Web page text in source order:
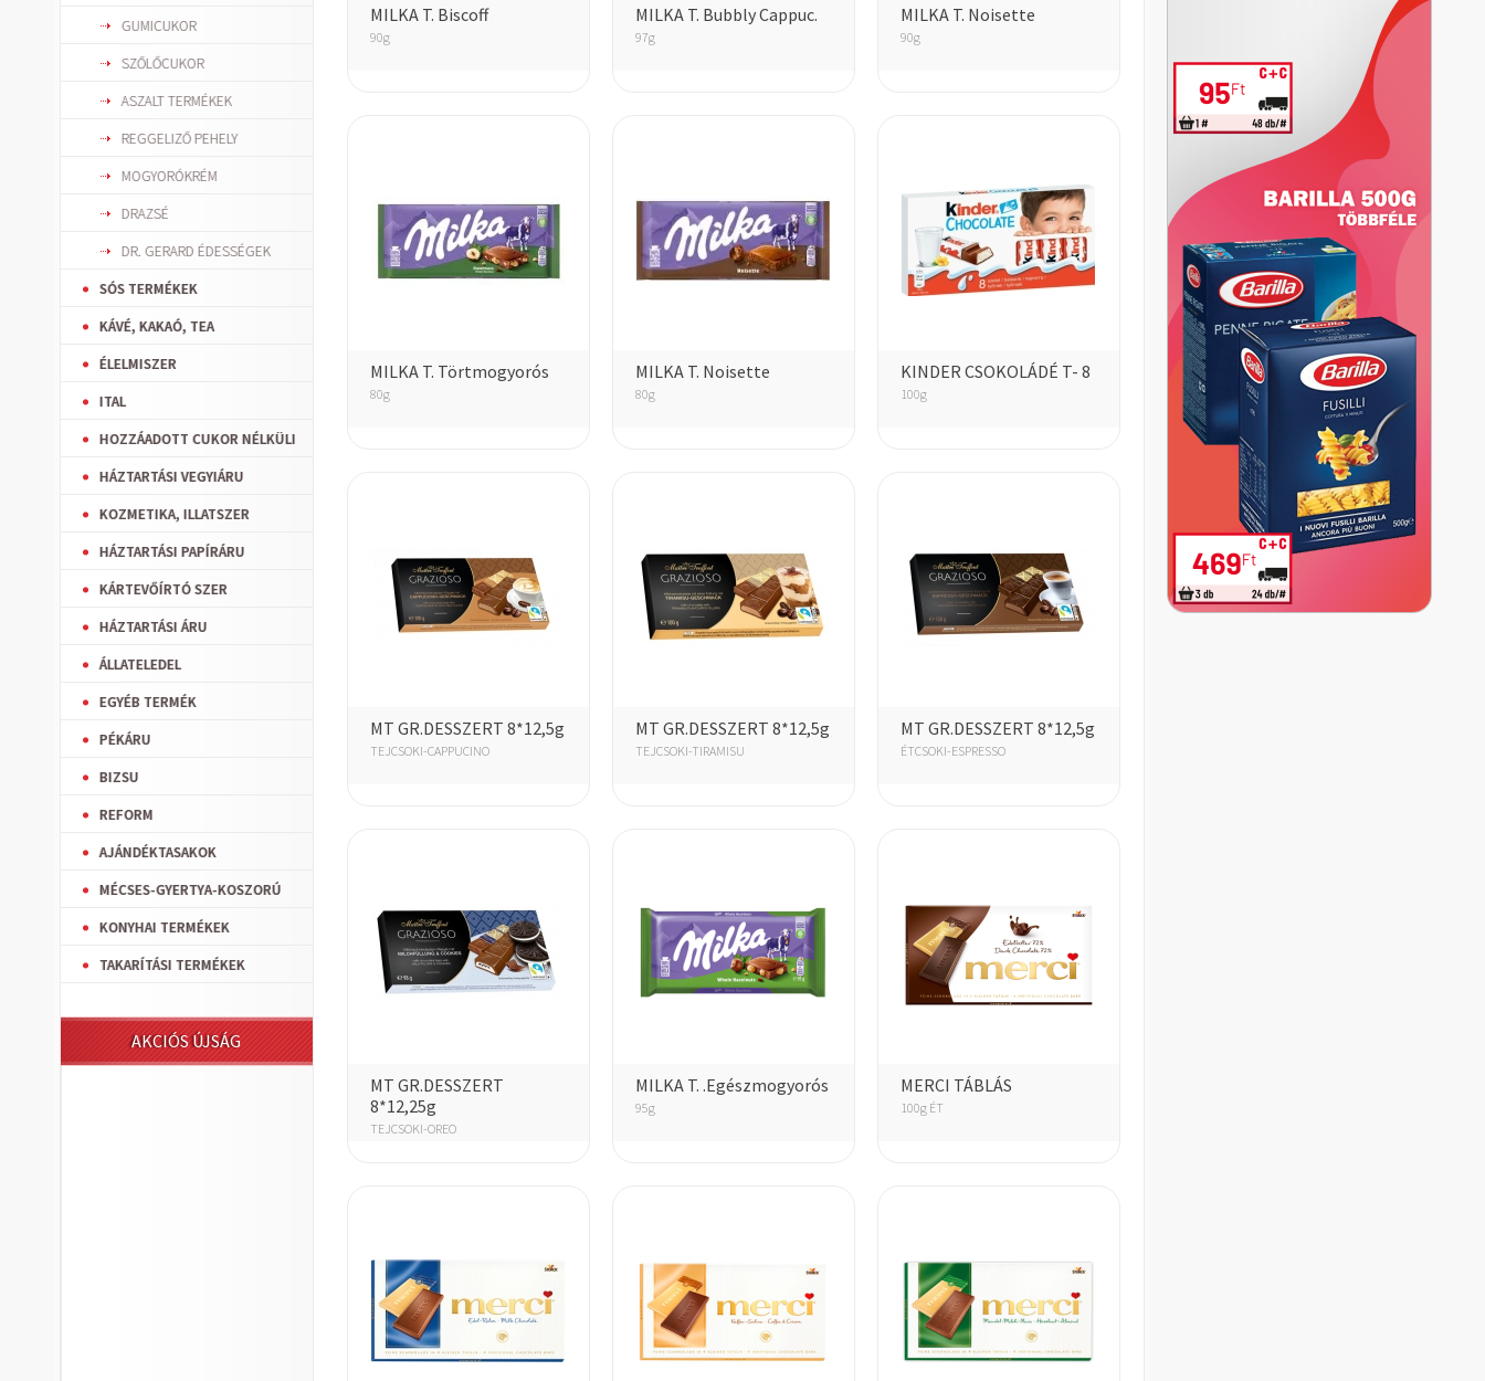
GUMICUKOR
SZŐLŐCUKOR
ASZALT TERMÉKEK
REGGELIZŐ PEHELY
MOGYORÓKRÉM
DRAZSÉ
DR. GERARD ÉDESSÉGEK
SÓS TERMÉKEK
KÁVÉ, KAKAÓ, TEA
ÉLELMISZER
ITAL
HOZZÁADOTT CUKOR NÉLKÜLI
HÁZTARTÁSI VEGYIÁRU
KOZMETIKA, ILLATSZER
HÁZTARTÁSI PAPÍRÁRU
KÁRTEVŐÍRTÓ SZER
HÁZTARTÁSI ÁRU
ÁLLATELEDEL
EGYÉB TERMÉK
PÉKÁRU
BIZSU
REFORM
AJÁNDÉKTASAKOK
MÉCSES-GYERTYA-KOSZORÚ
KONYHAI TERMÉKEK
TAKARÍTÁSI TERMÉKEK
AKCIÓS ÚJSÁG
MILKA T. Biscoff
90g
MILKA T. Bubbly Cappuc.
97g
MILKA T. Noisette
90g
MILKA T. Törtmogyorós
80g
MILKA T. Noisette
80g
KINDER CSOKOLÁDÉ T- 8
100g
MT GR.DESSZERT 8*12,5g
TEJCSOKI-CAPPUCINO
MT GR.DESSZERT 8*12,5g
TEJCSOKI-TIRAMISU
MT GR.DESSZERT 8*12,5g
ÉTCSOKI-ESPRESSO
MT GR.DESSZERT
8*12,25g
TEJCSOKI-OREO
MILKA T. .Egészmogyorós
95g
MERCI TÁBLÁS
100g ÉT